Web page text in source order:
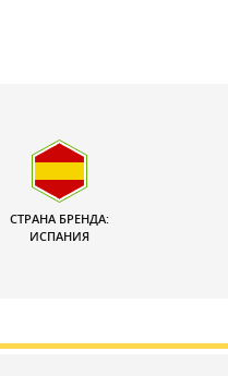
СТРАНА БРЕНДА:
ИСПАНИЯ